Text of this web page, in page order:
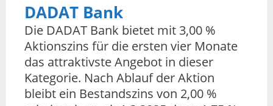
DADAT Bank
Die DADAT Bank bietet mit 3,00 %
Aktionszins für die ersten vier Monate
das attraktivste Angebot in dieser
Kategorie. Nach Ablauf der Aktion
bleibt ein Bestandszins von 2,00 %